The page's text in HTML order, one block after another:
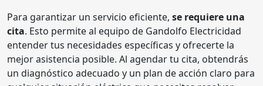
Para garantizar un servicio eficiente, se requiere una
cita. Esto permite al equipo de Gandolfo Electricidad
entender tus necesidades específicas y ofrecerte la
mejor asistencia posible. Al agendar tu cita, obtendrás
un diagnóstico adecuado y un plan de acción claro para